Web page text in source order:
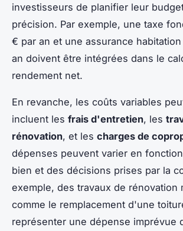
investisseurs de planifier leur
précision. Par exemple, une taxe
€ par an et une assurance
an doivent être intégrées dans le
rendement net.
En revanche, les coûts variables
incluent les frais d'entretien, les
rénovation, et les charges de
dépenses peuvent varier en
bien et des décisions prises par la
exemple, des travaux de rénovation
comme le remplacement d'une
représenter une dépense imprévue